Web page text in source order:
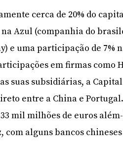
cerca de 20% do
Azul (companhia do
e uma participação de 7%
em firmas como
suas subsidiárias, a
entre a China e
mil milhões de euros
com alguns bancos